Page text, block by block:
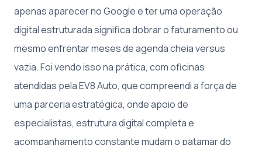
apenas aparecer no Google e ter uma operação
digital estruturada significa dobrar o faturamento ou
mesmo enfrentar meses de agenda cheia versus
vazia. Foi vendo isso na prática, com oficinas
atendidas pela EV8 Auto, que compreendi a força de
uma parceria estratégica, onde apoio de
especialistas, estrutura digital completa e
acompanhamento constante mudam o patamar do